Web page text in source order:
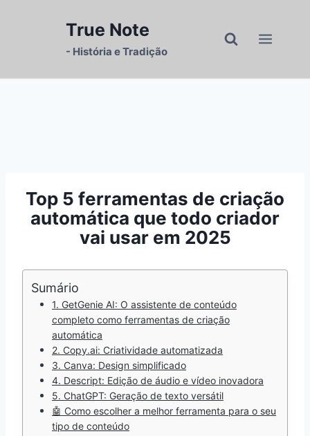
True Note
- História e Tradição
Top 5 ferramentas de criação
automática que todo criador
vai usar em 2025
Sumário
1. GetGenie AI: O assistente de conteúdo
completo como ferramentas de criação
automática
2. Copy.ai: Criatividade automatizada
3. Canva: Design simplificado
4. Descript: Edição de áudio e vídeo inovadora
5. ChatGPT: Geração de texto versátil
🤖 Como escolher a melhor ferramenta para o seu
tipo de conteúdo